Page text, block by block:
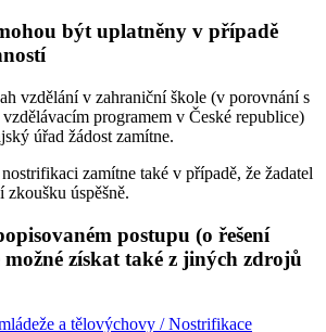
být uplatněny v případě
vzdělání v zahraniční škole (v porovnání s
programem v České republice)
úřad žádost zamítne.
zamítne také v případě, že žadatel
úspěšně.
postupu (o řešení
možné získat také z jiných zdrojů
a tělovýchovy / Nostrifikace